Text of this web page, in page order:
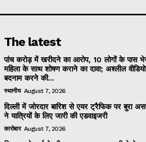
The latest
पांच करोड़ में खरीदने का आरोप, 10 लोगों के पास
महिला के साथ शोषण कराने का दावा; अश्लील
बदनाम करने की...
स्थानीय August 7, 2026
दिल्ली में जोरदार बारिश से एयर ट्रैफिक पर बुरा
ने यात्रियों के लिए जारी की एडवाइजरी
कारोबार August 7, 2026